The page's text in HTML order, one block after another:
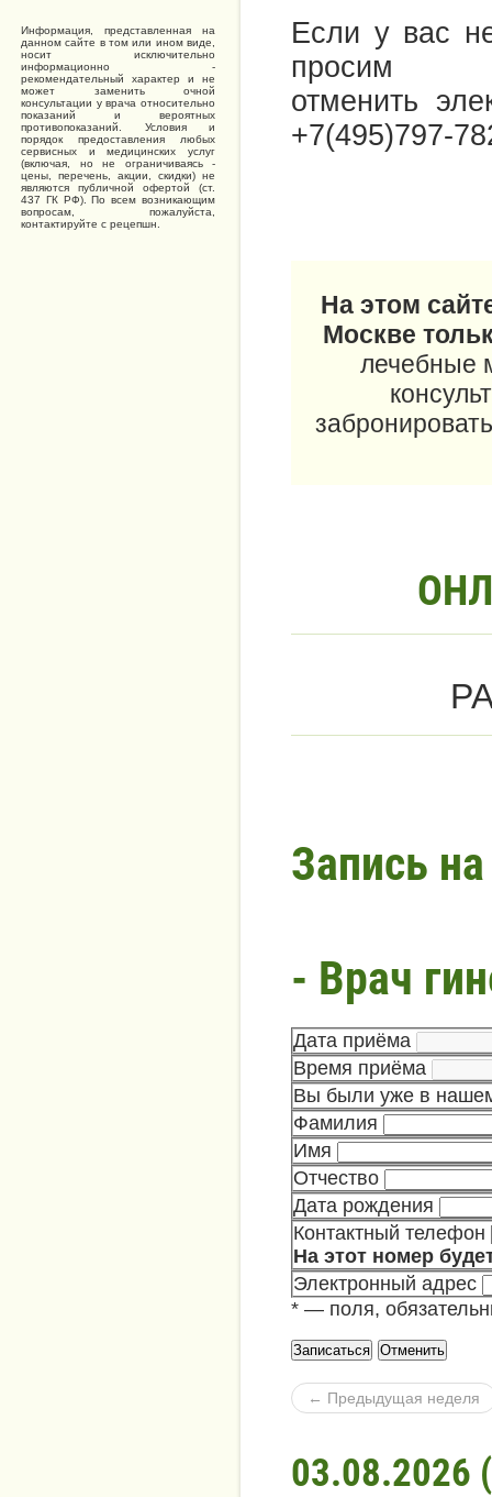
Информация, представленная на
данном сайте в том или ином виде,
носит исключительно
информационно -
рекомендательный характер и не
может заменить очной
консультации у врача относительно
показаний и вероятных
противопоказаний. Условия и
порядок предоставления любых
сервисных и медицинских услуг
(включая, но не ограничиваясь -
цены, перечень, акции, скидки) не
являются публичной офертой (ст.
437 ГК РФ). По всем возникающим
вопросам, пожалуйста,
контактируйте с рецепшн.
Если у вас
просим
отменить
+7(495)797-
На этом
Москве
лечебные
Запись
- Врач
Дата приёма
Время приёма
Вы были уже в
Фамилия
Имя
Отчество
Дата рождения
Контактный телефон
На этот номер
Электронный адрес
* — поля,
← Предыдущая неделя
03.08.2026